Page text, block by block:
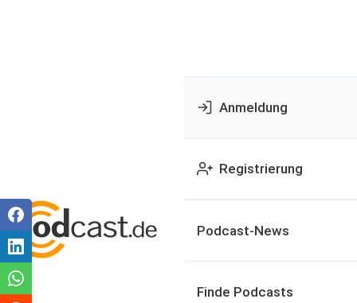
Anmeldung
Registrierung
Podcast-News
Finde Podcasts